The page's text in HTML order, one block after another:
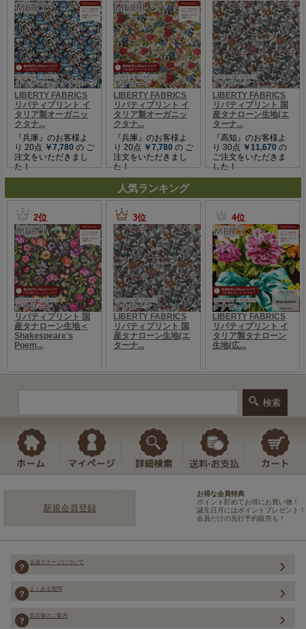
人気ランキング
新規会員登録
お得な会員特典
ポイント貯めてお得にお買い物！
誕生日月にはポイントプレゼント！
会員だけの先行予約販売も！
会員ステージについて
よくある質問
実店舗のご案内